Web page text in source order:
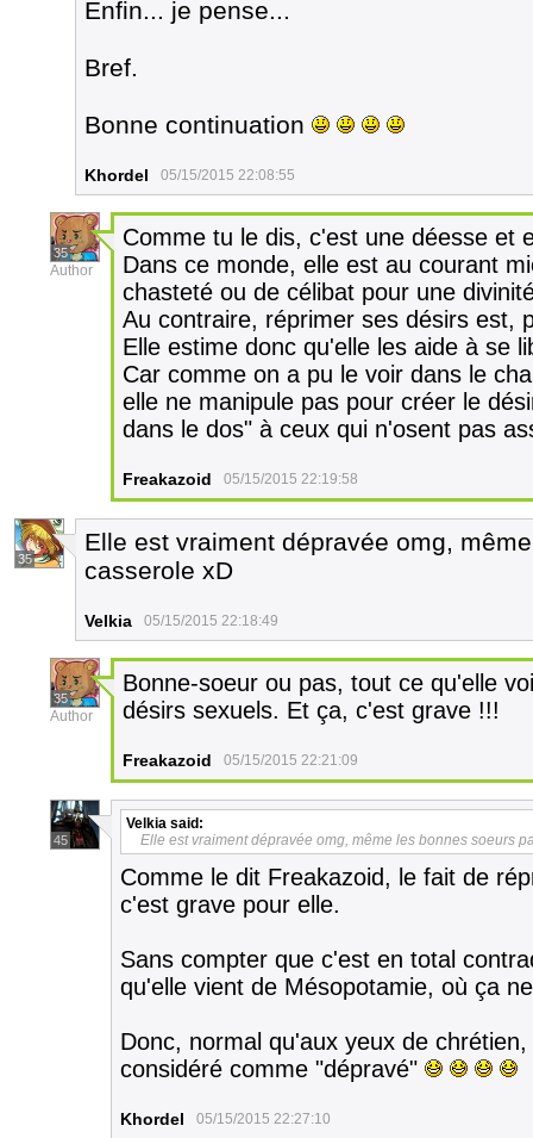
Enfin... je pense...
Bref.
Bonne continuation
Khordel 05/15/2015 22:08:55
35
Author
Comme tu le dis, c'est une déesse et
Dans ce monde, elle est au courant
chasteté ou de célibat pour une
Au contraire, réprimer ses désirs est,
Elle estime donc qu'elle les aide à se
Car comme on a pu le voir dans le
elle ne manipule pas pour créer le
dans le dos" à ceux qui n'osent pas
Freakazoid 05/15/2015 22:19:58
35
Elle est vraiment dépravée omg,
casserole xD
Velkia 05/15/2015 22:18:49
35
Author
Bonne-soeur ou pas, tout ce qu'elle
désirs sexuels. Et ça, c'est grave !!!
Freakazoid 05/15/2015 22:21:09
45
Velkia said:
Elle est vraiment dépravée omg, même les bonnes soeurs
Comme le dit Freakazoid, le fait de
c'est grave pour elle.
Sans compter que c'est en total
qu'elle vient de Mésopotamie, où ça
Donc, normal qu'aux yeux de
considéré comme "dépravé"
Khordel 05/15/2015 22:27:10